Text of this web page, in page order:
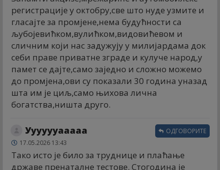
регистрације у октобру,све што нуде узмите и
гласајте за промјене,нема будућности са
љубојевићком,вулићком,видовићевом и
сличним који нас задужују у милијардама док
себи праве приватне зграде и кулуче народ,у
памет се дајте,само заједно и сложно можемо
до промјена,ови су показали 30 година уназад
шта им је циљ,само њихова лична
богатства,ништа друго.
Ууууууааааа
17.05.2026 13:43
Тако исто је било за труднице и плаћање
државе пренаталне тестове. Стогодина је
ОДГОВОРИТЕ